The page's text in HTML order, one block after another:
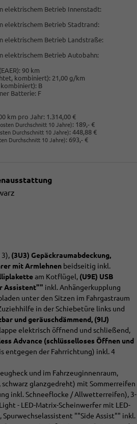
elektrischem Betrieb Innenstadt:
elektrischem Betrieb Stadtrand:
elektrischem Betrieb Landstraße:
elektrischem Betrieb Autobahn:
90 km
kombiniert): 21,00 g/km
B
Batterie: F
km pro Jahr: 1.314,00 €
Durchschnitt 10 Jahre): 189,- €
Durchschnitt 10 Jahre): 448,88 €
Durchschnitt 10 Jahre): 693,- €
3), (3U3) Gepäckraumabdeckung,
mit Armlehnen beidseitig inkl.
am Kotflügel, (U9E) USB
Assistent"" inkl. Anhängerkupplung
unter den Sitzen im Fahrgastraum
in der Schiebetüre links und
und geräuschdämmend, (9IJ)
elektrisch öffnend und schließend,
Advance (schlüsselloses Öffnen und
entgegen der Fahrrichtung) inkl. 4
und im Fahrzeuginnenraum,
glanzgedreht) mit Sommerreifen
inkl. Schneeflocke / Allwetterreifen), 3-
- LED-Matrix-Scheinwerfer mit LED-
""Side Assist"" inkl.